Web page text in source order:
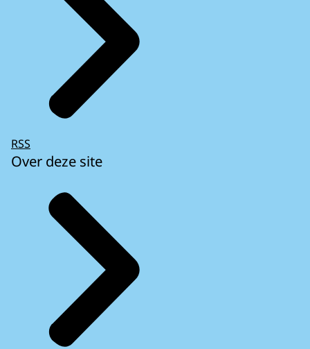
RSS
Over deze site